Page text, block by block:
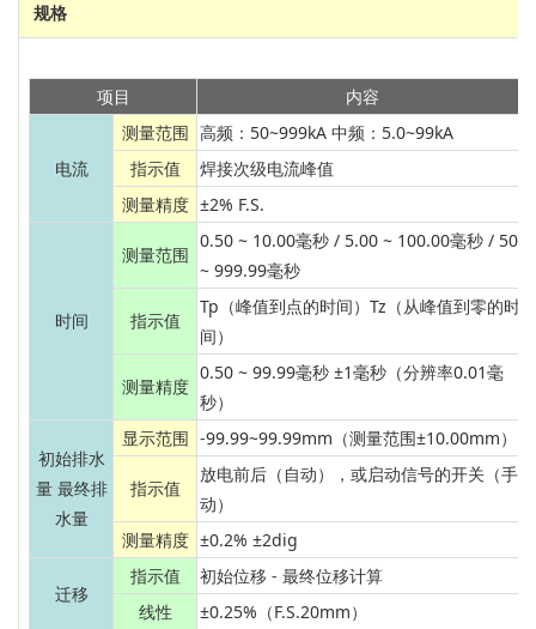
规格
项目 内容
电流
测量范围 高频：50~999kA 中频：5.0~99kA
指示值
焊接次级电流峰值
测量精度 ±2% F.S.
时间
测量范围
0.50 ~ 10.00毫秒 / 5.00 ~ 100.00毫秒 / 50
~ 999.99毫秒
指示值
Tp（峰值到点的时间）Tz（从峰值到零的时
间）
测量精度
0.50 ~ 99.99毫秒 ±1毫秒（分辨率0.01毫
秒）
初始排水
量 最终排
水量
显示范围 -99.99~99.99mm（测量范围±10.00mm）
指示值
放电前后（自动），或启动信号的开关（手
动）
测量精度 ±0.2% ±2dig
迁移
指示值
初始位移 - 最终位移计算
线性
±0.25%（F.S.20mm）